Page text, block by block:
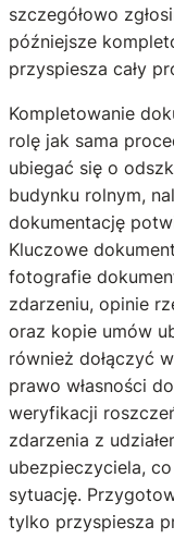
szczegółowo
późniejsze
przyspiesza cały
Kompletowanie
rolę jak sama
ubiegać się o
budynku rolnym,
dokumentację
Kluczowe
fotografie
zdarzeniu, opinie
oraz kopie umów
również dołączyć
prawo własności
weryfikacji
zdarzenia z
ubezpieczyciela,
sytuację.
tylko przyspiesza